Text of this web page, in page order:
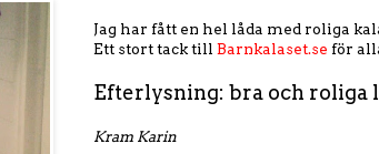
Jag har fått en hel låda med roliga
Ett stort tack till Barnkalaset.se för
Efterlysning: bra och roliga
Kram Karin